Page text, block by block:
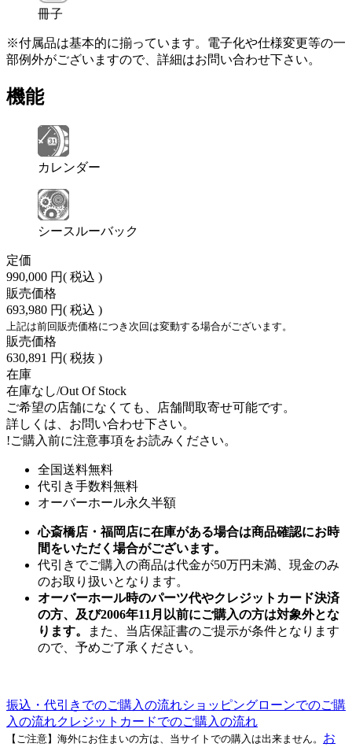
冊子
※付属品は基本的に揃っています。電子化や仕様変更等の一
部例外がございますので、詳細はお問い合わせ下さい。
機能
カレンダー
シースルーバック
定価
990,000 円( 税込 )
販売価格
693,980 円( 税込 )
上記は前回販売価格につき次回は変動する場合がございます。
販売価格
630,891 円( 税抜 )
在庫
在庫なし/Out Of Stock
ご希望の店舗になくても、店舗間取寄せ可能です。
詳しくは、お問い合わせ下さい。
!ご購入前に注意事項をお読みください。
全国送料無料
代引き手数料無料
オーバーホール永久半額
心斎橋店・福岡店に在庫がある場合は商品確認にお時
間をいただく場合がございます。
代引きでご購入の商品は代金が50万円未満、現金のみ
のお取り扱いとなります。
オーバーホール時のパーツ代やクレジットカード決済
の方、及び2006年11月以前にご購入の方は対象外とな
ります。
また、当店保証書のご提示が条件となります
ので、予めご了承ください。
振込・代引きでのご購入の流れショッピングローンでのご購
入の流れクレジットカードでのご購入の流れ
【ご注意】海外にお住まいの方は、当サイトでの購入は出来ません。 お